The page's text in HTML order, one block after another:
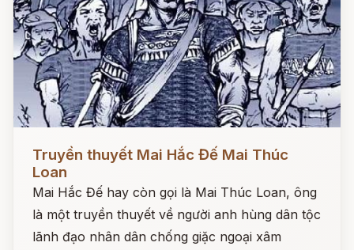
Đọc ngay
Truyền thuyết Mai Hắc Đế Mai Thúc
Loan
Mai Hắc Đế hay còn gọi là Mai Thúc Loan, ông
là một truyền thuyết về người anh hùng dân tộc
lãnh đạo nhân dân chống giặc ngoại xâm